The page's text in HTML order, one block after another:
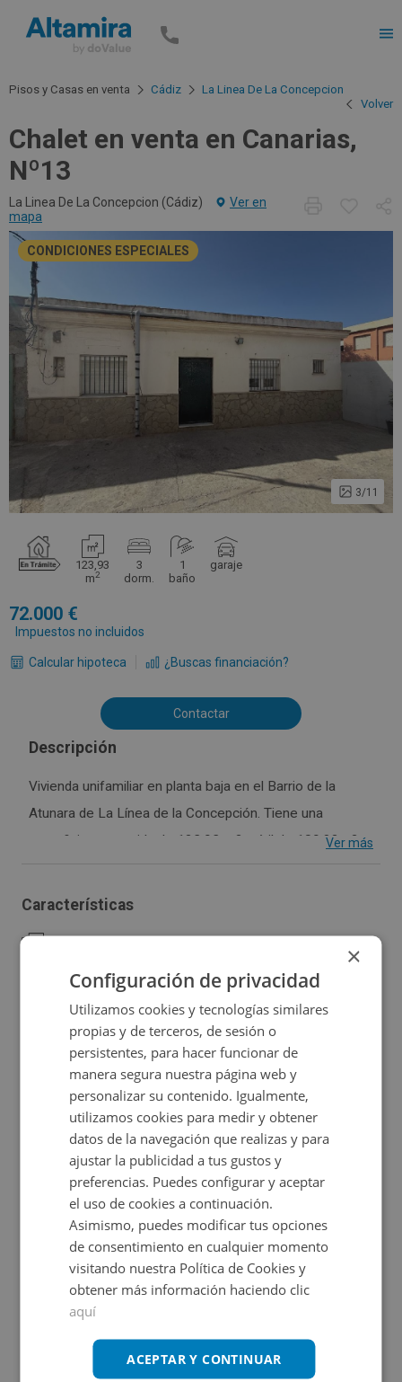
Pisos y Casas en venta Cádiz
La Linea De La Concepcion
Volver
Chalet en venta en Canarias,
Nº13
La Linea De La Concepcion (Cádiz)
Ver en
mapa
CONDICIONES ESPECIALES
3/11
123,93
m2
3
dorm.
1
baño
garaje
72.000
Impuestos no incluidos
Calcular hipoteca ¿Buscas financiación?
Contactar
Descripción
Vivienda unifamiliar en planta baja en el Barrio de la
Atunara de La Línea de la Concepción. Tiene una
superficie construida de 123,93 m2 y útil de 109,82m2,
comedor, tres dormitorios, baño y garaje. La vivienda se
ofrece un amplio espacio para personalizar a tu gusto.
La zona cuenta con excelentes servicios, incluyendo
tiendas, restaurantes , colegios, centro de salud y
supermercados.
Consulta lascondiciones especiales de este inmueble.
Ver más
Características
Orientación:Este Certificado energético
Ubicación
Ampliar mapa
Ver en mapa
Certificado energético
Calificación de eficiencia energética
en trámite.
×
Configuración de privacidad
Utilizamos cookies y tecnologías similares
propias y de terceros, de sesión o
persistentes, para hacer funcionar de
manera segura nuestra página web y
personalizar su contenido. Igualmente,
utilizamos cookies para medir y obtener
datos de la navegación que realizas y para
ajustar la publicidad a tus gustos y
preferencias. Puedes configurar y aceptar
el uso de cookies a continuación.
Asimismo, puedes modificar tus opciones
de consentimiento en cualquier momento
visitando nuestra Política de Cookies y
obtener más información haciendo clic
aquí
ACEPTAR Y CONTINUAR